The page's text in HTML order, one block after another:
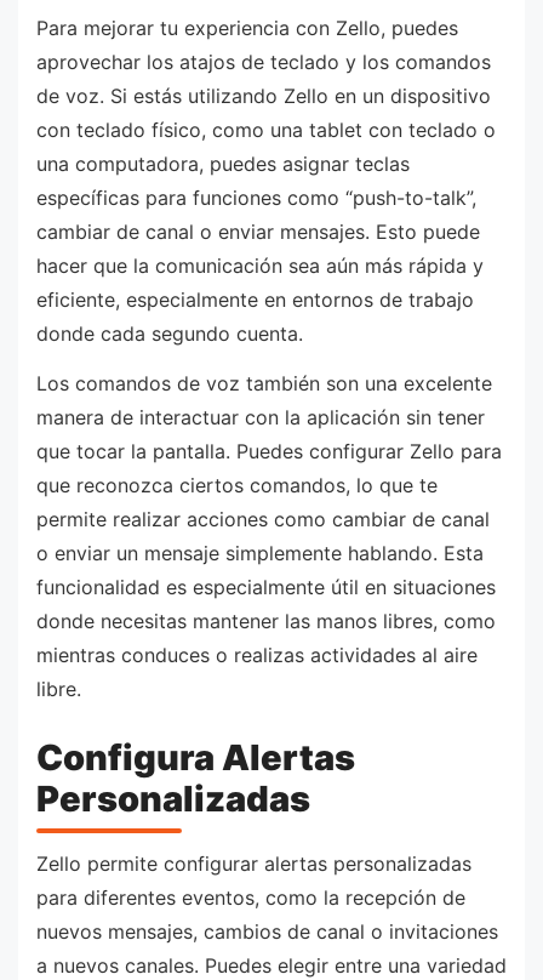
Para mejorar tu experiencia con Zello, puedes
aprovechar los atajos de teclado y los comandos
de voz. Si estás utilizando Zello en un dispositivo
con teclado físico, como una tablet con teclado o
una computadora, puedes asignar teclas
específicas para funciones como “push-to-talk”,
cambiar de canal o enviar mensajes. Esto puede
hacer que la comunicación sea aún más rápida y
eficiente, especialmente en entornos de trabajo
donde cada segundo cuenta.
Los comandos de voz también son una excelente
manera de interactuar con la aplicación sin tener
que tocar la pantalla. Puedes configurar Zello para
que reconozca ciertos comandos, lo que te
permite realizar acciones como cambiar de canal
o enviar un mensaje simplemente hablando. Esta
funcionalidad es especialmente útil en situaciones
donde necesitas mantener las manos libres, como
mientras conduces o realizas actividades al aire
libre.
Configura Alertas
Personalizadas
Zello permite configurar alertas personalizadas
para diferentes eventos, como la recepción de
nuevos mensajes, cambios de canal o invitaciones
a nuevos canales. Puedes elegir entre una variedad